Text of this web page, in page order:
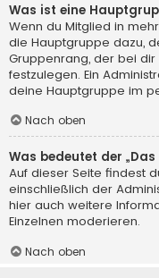
Was ist eine
Wenn du Mitglied in
die Hauptgruppe dazu,
Gruppenrang, der bei
festzulegen. Ein
deine Hauptgruppe im
Nach oben
Was bedeutet der
Auf dieser Seite findest
einschließlich der
hier auch weitere
Einzelnen moderieren.
Nach oben